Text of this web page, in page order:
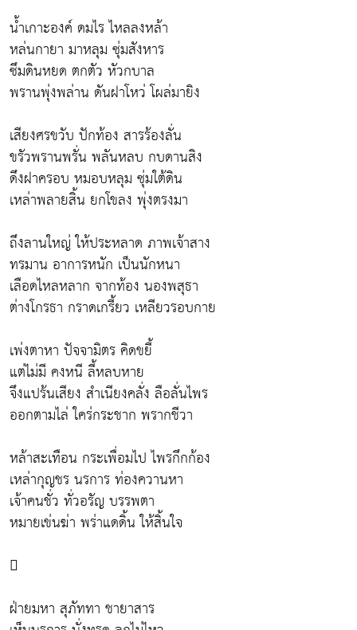
น้ำเกาะองค์ ดมไร ไหลลงหล้า
หล่นกายา มาหลุม ซุ่มสังหาร
ซึมดินหยด ตกตัว หัวกบาล
พรานพุ่งพล่าน ดันฝาโหว่ โผล่มายิง
เสียงศรขวับ ปักท้อง สารร้องลั่น
ขรัวพรานพรั่น พลันหลบ กบดานสิง
ดึงฝาครอบ หมอบหลุม ซุ่มใต้ดิน
เหล่าพลายสิ้น ยกโขลง พุ่งตรงมา
ถึงลานใหญ่ ให้ประหลาด ภาพเจ้าสาง
ทรมาน อาการหนัก เป็นนักหนา
เลือดไหลหลาก จากท้อง นองพสุธา
ต่างโกรธา กราดเกรี้ยว เหลียวรอบกาย
เพ่งตาหา ปัจจามิตร คิดขยี้
แต่ไม่มี คงหนี ลี้หลบหาย
จึงแปร้นเสียง สำเนียงคลั่ง ลือลั่นไพร
ออกตามไล่ ใคร่กระชาก พรากชีวา
หล้าสะเทือน กระเพื่อมไป ไพรกึกก้อง
เหล่ากุญชร นรการ ท่องควานหา
เจ้าคนชั่ว ทั่วอรัญ บรรพตา
หมายเข่นฆ่า พร่าแดดิ้น ให้สิ้นใจ

ฝ่ายมหา สุภัททา ชายาสาร